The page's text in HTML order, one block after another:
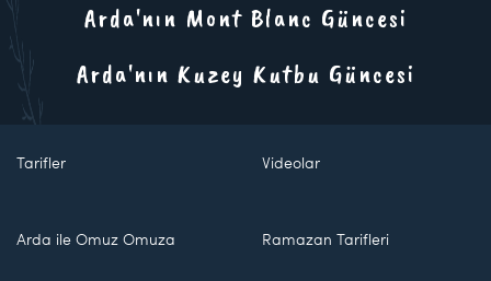
Arda'nın Mont Blanc Güncesi
Arda'nın Kuzey Kutbu Güncesi
Tarifler Videolar
Arda ile Omuz Omuza Ramazan Tarifleri